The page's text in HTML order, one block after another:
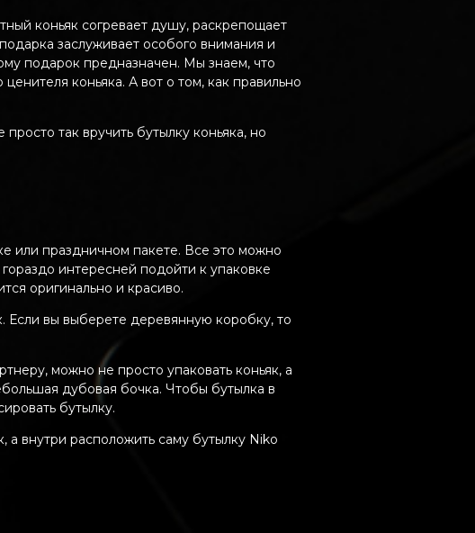
коньяк согревает душу, раскрепощает
заслуживает особого внимания и
подарок предназначен. Мы знаем, что
коньяка. А вот о том, как правильно
так вручить бутылку коньяка, но
или праздничном пакете. Все это можно
интересней подойти к упаковке
оригинально и красиво.
Если вы выберете деревянную коробку, то
можно не просто упаковать коньяк, а
дубовая бочка. Чтобы бутылка в
бутылку.
а внутри расположить саму бутылку Niko